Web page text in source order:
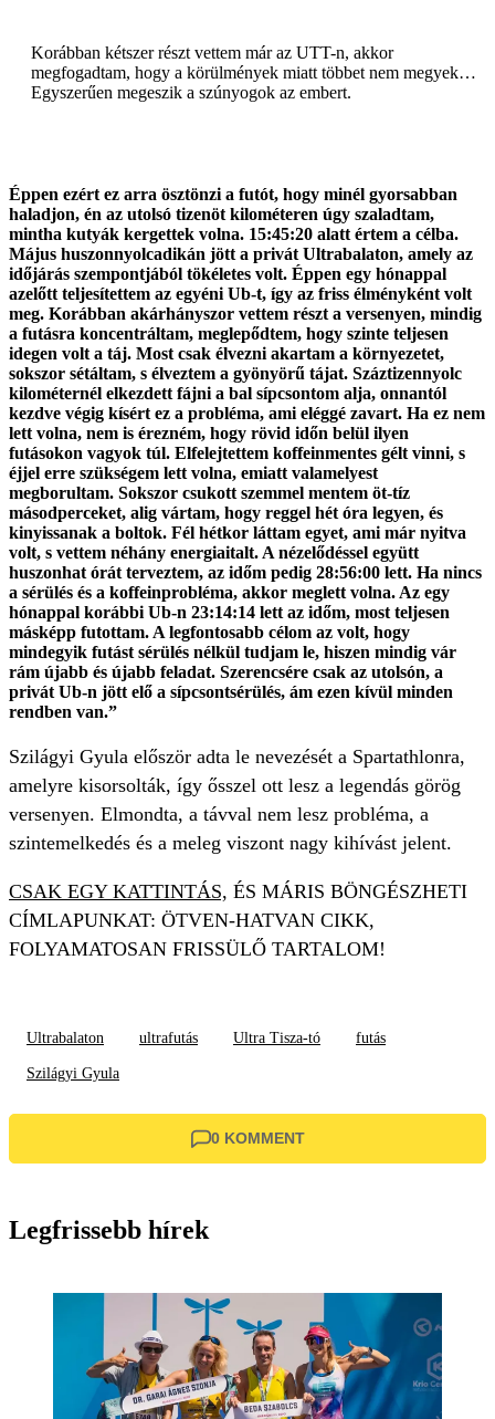
Korábban kétszer részt vettem már az UTT-n, akkor
megfogadtam, hogy a körülmények miatt többet nem megyek…
Egyszerűen megeszik a szúnyogok az embert.
Éppen ezért ez arra ösztönzi a futót, hogy minél gyorsabban
haladjon, én az utolsó tizenöt kilométeren úgy szaladtam,
mintha kutyák kergettek volna. 15:45:20 alatt értem a célba.
Május huszonnyolcadikán jött a privát Ultrabalaton, amely az
időjárás szempontjából tökéletes volt. Éppen egy hónappal
azelőtt teljesítettem az egyéni Ub-t, így az friss élményként volt
meg. Korábban akárhányszor vettem részt a versenyen, mindig
a futásra koncentráltam, meglepődtem, hogy szinte teljesen
idegen volt a táj. Most csak élvezni akartam a környezetet,
sokszor sétáltam, s élveztem a gyönyörű tájat. Száztizennyolc
kilométernél elkezdett fájni a bal sípcsontom alja, onnantól
kezdve végig kísért ez a probléma, ami eléggé zavart. Ha ez nem
lett volna, nem is érezném, hogy rövid időn belül ilyen
futásokon vagyok túl. Elfelejtettem koffeinmentes gélt vinni, s
éjjel erre szükségem lett volna, emiatt valamelyest
megborultam. Sokszor csukott szemmel mentem öt-tíz
másodperceket, alig vártam, hogy reggel hét óra legyen, és
kinyissanak a boltok. Fél hétkor láttam egyet, ami már nyitva
volt, s vettem néhány energiaitalt. A nézelődéssel együtt
huszonhat órát terveztem, az időm pedig 28:56:00 lett. Ha nincs
a sérülés és a koffeinprobléma, akkor meglett volna. Az egy
hónappal korábbi Ub-n 23:14:14 lett az időm, most teljesen
másképp futottam. A legfontosabb célom az volt, hogy
mindegyik futást sérülés nélkül tudjam le, hiszen mindig vár
rám újabb és újabb feladat. Szerencsére csak az utolsón, a
privát Ub-n jött elő a sípcsontsérülés, ám ezen kívül minden
rendben van.”
Szilágyi Gyula először adta le nevezését a Spartathlonra,
amelyre kisorsolták, így ősszel ott lesz a legendás görög
versenyen. Elmondta, a távval nem lesz probléma, a
szintemelkedés és a meleg viszont nagy kihívást jelent.
CSAK EGY KATTINTÁS, ÉS MÁRIS BÖNGÉSZHETI
CÍMLAPUNKAT: ÖTVEN-HATVAN CIKK,
FOLYAMATOSAN FRISSÜLŐ TARTALOM!
Ultrabalaton ultrafutás Ultra Tisza-tó futás
Szilágyi Gyula
0 KOMMENT
Legfrissebb hírek